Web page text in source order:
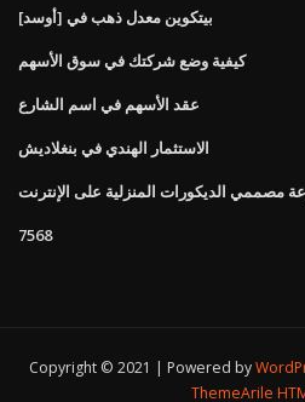
بيتكوين معدل ذهب في [أوسد]
كيفية وضع شركتك في سوق الأسهم
عقد الأسهم في اسم الشارع
الاستثمار الهندي في بنغلاديش
مصممي الديكورات المنزلية على الإنترنت
7568
Copyright © 2021 | Powered by
ThemeArile